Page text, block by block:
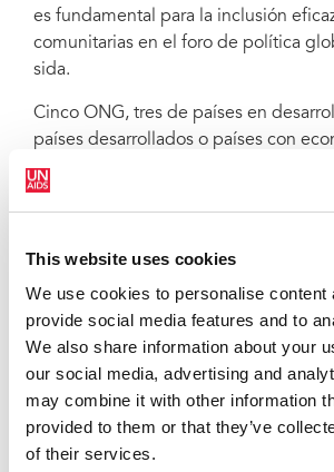
This website uses cookies
We use cookies to personalise content
provide social media features and to
We also share information about your
our social media, advertising and
may combine it with other information
provided to them or that they’ve
of their services.
es fundamental para la inclusión
comunitarias en el foro de política
sida.
Cinco ONG, tres de países en
países desarrollados o países con
transición, representan las
civil, incluidas las personas que viven
representante y están respaldadas
ONG, que actúan como miembros
Los representantes de las ONG
las opiniones de sus respectivas
temas clave relacionados con las
de ONUSIDA, y aboga, junto con los